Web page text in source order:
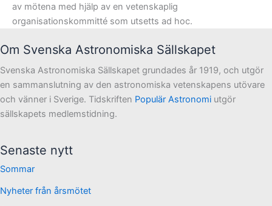
av mötena med hjälp av en vetenskaplig
organisationskommitté som utsetts ad hoc.
Om Svenska Astronomiska Sällskapet
Svenska Astronomiska Sällskapet grundades år 1919, och utgör
en sammanslutning av den astronomiska vetenskapens utövare
och vänner i Sverige. Tidskriften Populär Astronomi utgör
sällskapets medlemstidning.
Senaste nytt
Sommar
Nyheter från årsmötet